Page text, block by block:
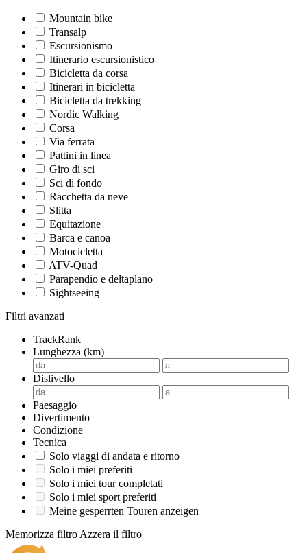
Mountain bike
Transalp
Escursionismo
Itinerario escursionistico
Bicicletta da corsa
Itinerari in bicicletta
Bicicletta da trekking
Nordic Walking
Corsa
Via ferrata
Pattini in linea
Giro di sci
Sci di fondo
Racchetta da neve
Slitta
Equitazione
Barca e canoa
Motocicletta
ATV-Quad
Parapendio e deltaplano
Sightseeing
Filtri avanzati
TrackRank
Lunghezza (km)
Dislivello
Paesaggio
Divertimento
Condizione
Tecnica
Solo viaggi di andata e ritorno
Solo i miei preferiti
Solo i miei tour completati
Solo i miei sport preferiti
Meine gesperrten Touren anzeigen
Memorizza filtro Azzera il filtro